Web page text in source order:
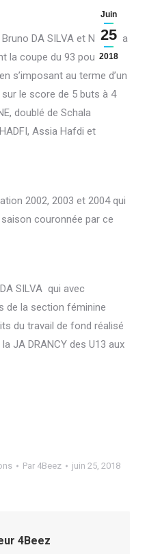
Juin
25
2018
DA SILVA et Nassima
la coupe du 93 pour la
s’imposant au terme d’un
le score de 5 buts à 4
doublé de Schala
Assia Hafdi et
2002, 2003 et 2004 qui
couronnée par ce
SILVA qui avec
de la section féminine
du travail de fond réalisé
JA DRANCY des U13 aux
Par 4Beez juin 25, 2018
4Beez